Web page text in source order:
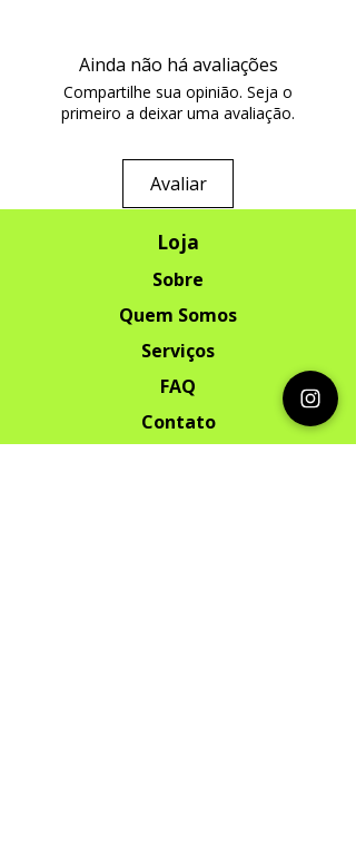
Ainda não há avaliações
Compartilhe sua opinião. Seja o
primeiro a deixar uma avaliação.
Avaliar
Loja
Sobre
Quem Somos
Serviços
FAQ
Contato